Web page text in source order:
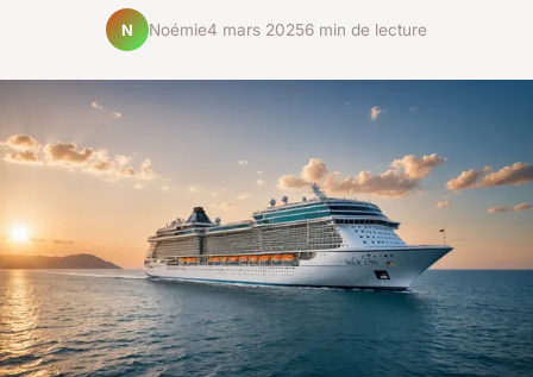
N Noémie4 mars 20256 min de lecture